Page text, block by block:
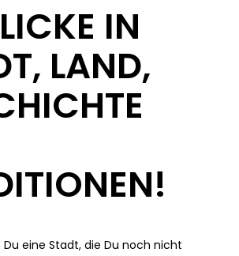
IN
LAND,
eine Stadt, die Du noch nicht